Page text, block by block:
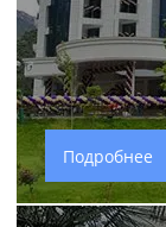
Подробнее